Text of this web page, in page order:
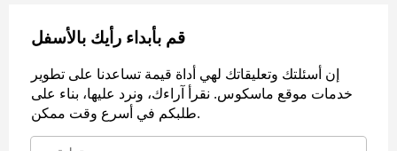
قم بأبداء رأيك بالأسفل
إن أسئلتك وتعليقاتك لهي أداة قيمة تساعدنا على تطوير
خدمات موقع ماسكوس. نقرأ آراءك، ونرد عليها، بناء على
طلبكم في أسرع وقت ممكن.